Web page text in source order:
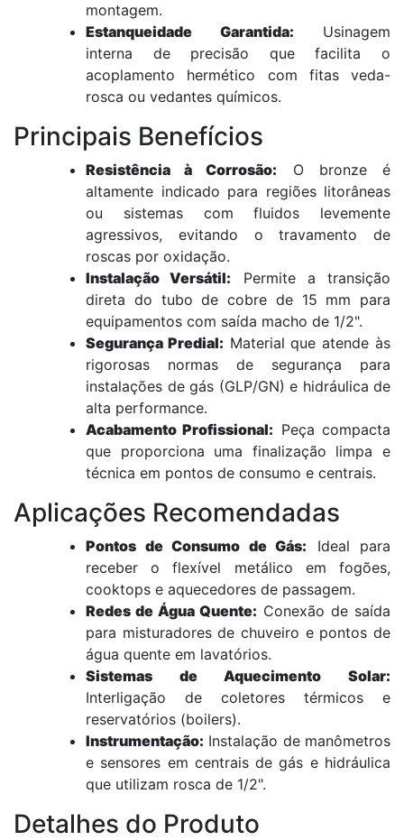
montagem.
Estanqueidade Garantida: Usinagem
interna de precisão que facilita o
acoplamento hermético com fitas veda-
rosca ou vedantes químicos.
Principais Benefícios
Resistência à Corrosão: O bronze é
altamente indicado para regiões litorâneas
ou sistemas com fluidos levemente
agressivos, evitando o travamento de
roscas por oxidação.
Instalação Versátil: Permite a transição
direta do tubo de cobre de 15 mm para
equipamentos com saída macho de 1/2".
Segurança Predial: Material que atende às
rigorosas normas de segurança para
instalações de gás (GLP/GN) e hidráulica de
alta performance.
Acabamento Profissional: Peça compacta
que proporciona uma finalização limpa e
técnica em pontos de consumo e centrais.
Aplicações Recomendadas
Pontos de Consumo de Gás: Ideal para
receber o flexível metálico em fogões,
cooktops e aquecedores de passagem.
Redes de Água Quente: Conexão de saída
para misturadores de chuveiro e pontos de
água quente em lavatórios.
Sistemas de Aquecimento Solar:
Interligação de coletores térmicos e
reservatórios (boilers).
Instrumentação: Instalação de manômetros
e sensores em centrais de gás e hidráulica
que utilizam rosca de 1/2".
Detalhes do Produto